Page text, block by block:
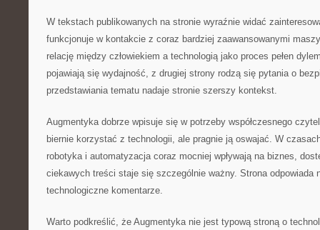
W tekstach publikowanych na stronie wyraźnie widać
funkcjonuje w kontakcie z coraz bardziej zaawansowanymi
relację między człowiekiem a technologią jako proces pełen
pojawiają się wydajność, z drugiej strony rodzą się pytania o
przedstawiania tematu nadaje stronie szerszy kontekst.
Augmentyka dobrze wpisuje się w potrzeby współczesnego
biernie korzystać z technologii, ale pragnie ją oswajać. W
robotyka i automatyzacja coraz mocniej wpływają na biznes,
ciekawych treści staje się szczególnie ważny. Strona odpowiada
technologiczne komentarze.
Warto podkreślić, że Augmentyka nie jest typową stroną o